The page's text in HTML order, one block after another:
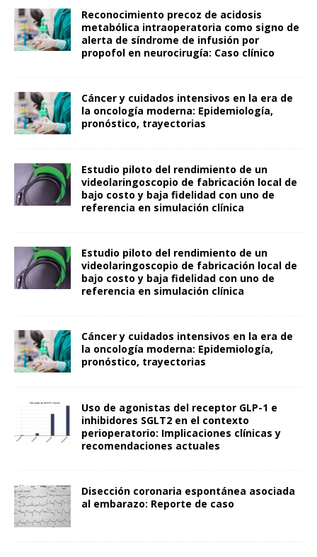
Reconocimiento precoz de acidosis
metabólica intraoperatoria como signo de
alerta de síndrome de infusión por
propofol en neurocirugía: Caso clínico
Cáncer y cuidados intensivos en la era de
la oncología moderna: Epidemiología,
pronóstico, trayectorias
Estudio piloto del rendimiento de un
videolaringoscopio de fabricación local de
bajo costo y baja fidelidad con uno de
referencia en simulación clínica
Estudio piloto del rendimiento de un
videolaringoscopio de fabricación local de
bajo costo y baja fidelidad con uno de
referencia en simulación clínica
Cáncer y cuidados intensivos en la era de
la oncología moderna: Epidemiología,
pronóstico, trayectorias
Uso de agonistas del receptor GLP-1 e
inhibidores SGLT2 en el contexto
perioperatorio: Implicaciones clínicas y
recomendaciones actuales
Disección coronaria espontánea asociada
al embarazo: Reporte de caso